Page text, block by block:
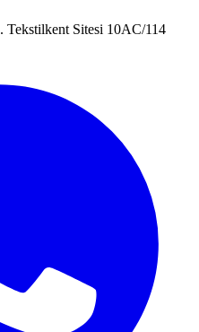
Tekstilkent Sitesi 10AC/114